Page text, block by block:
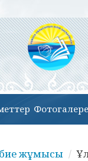
жұмысы